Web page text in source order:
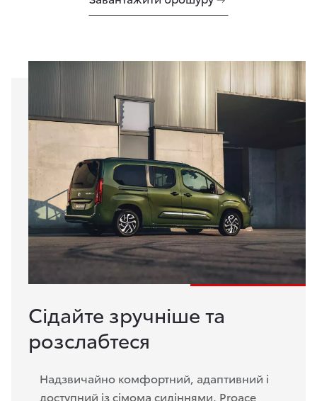
Сідайте зручніше та
розслабтеся
Надзвичайно комфортний, адаптивний і
доступний із сімома сидіннями, Proace